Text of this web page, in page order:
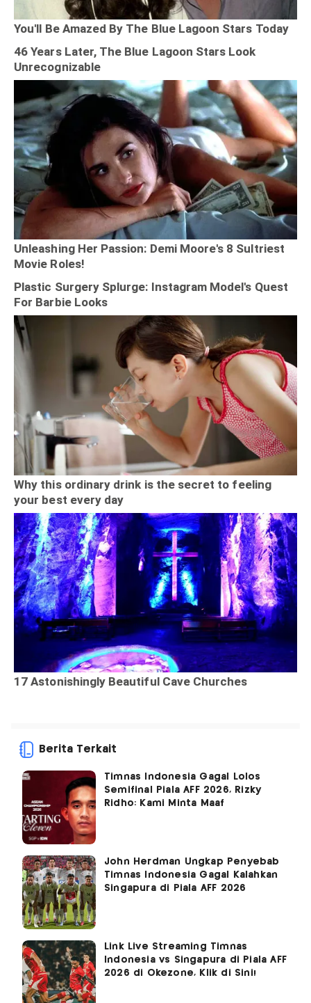
Berita Terkait
Timnas Indonesia Gagal Lolos
Semifinal Piala AFF 2026, Rizky
Ridho: Kami Minta Maaf
John Herdman Ungkap Penyebab
Timnas Indonesia Gagal Kalahkan
Singapura di Piala AFF 2026
Link Live Streaming Timnas
Indonesia vs Singapura di Piala AFF
2026 di Okezone, Klik di Sini!